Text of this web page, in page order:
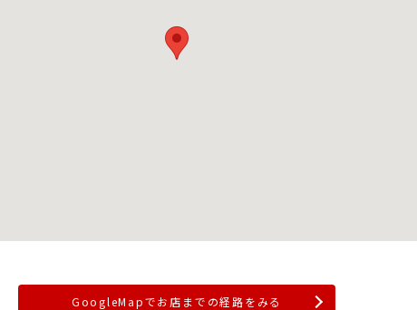
GoogleMapでお店までの経路をみる